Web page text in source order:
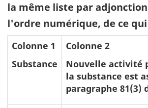
la même liste par
l'ordre numérique, de ce
Colonne 1
Substance
Colonne 2
Nouvelle activité
la substance est
paragraphe 81(3)